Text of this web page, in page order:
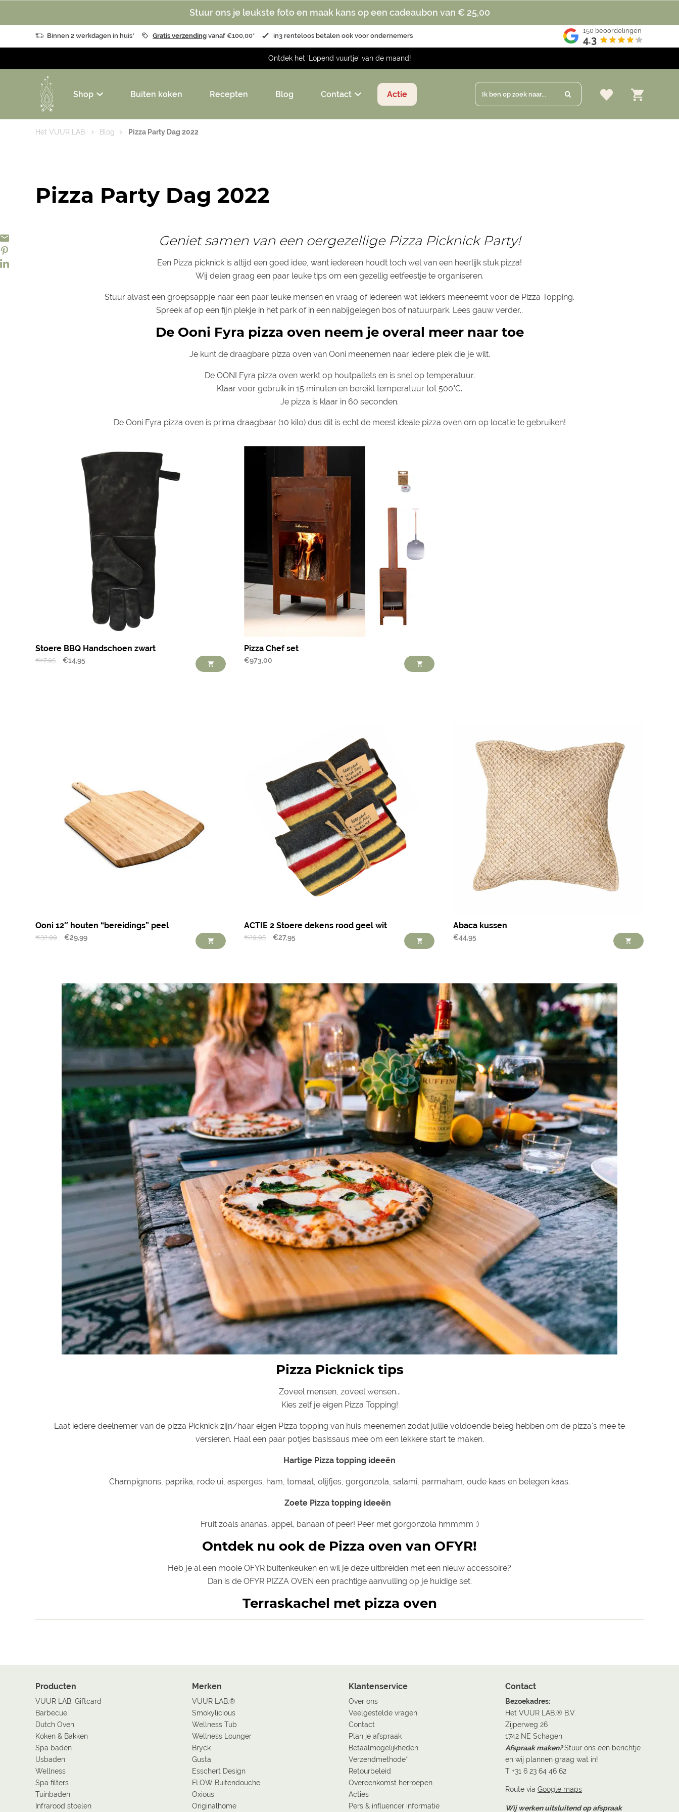
Stuur ons je leukste foto en maak kans op een cadeaubon van € 25,00
Binnen 2 werkdagen in huis* Gratis verzending vanaf €100,00* in3 renteloos betalen ook voor ondernemers
150beoordelingen
4.3
Ontdek het 'Lopend vuurtje' van de maand!
Shop Buiten koken Recepten Blog Contact Actie Ik ben op zoek naar...
Het VUUR LAB. Blog Pizza Party Dag 2022
Pizza Party Dag 2022
Geniet samen van een oergezellige Pizza Picknick Party!
Een Pizza picknick is altijd een goed idee, want iedereen houdt toch wel van een heerlijk stuk pizza!
Wij delen graag een paar leuke tips om een gezellig eetfeestje te organiseren.
Stuur alvast een groepsappje naar een paar leuke mensen en vraag of iedereen wat lekkers meeneemt voor de Pizza Topping.
Spreek af op een fijn plekje in het park of in een nabijgelegen bos of natuurpark. Lees gauw verder..
De Ooni Fyra pizza oven neem je overal meer naar toe
Je kunt de draagbare pizza oven van Ooni meenemen naar iedere plek die je wilt.
De OONI Fyra pizza oven werkt op houtpallets en is snel op temperatuur.
Klaar voor gebruik in 15 minuten en bereikt temperatuur tot 500°C.
Je pizza is klaar in 60 seconden.
De Ooni Fyra pizza oven is prima draagbaar (10 kilo) dus dit is echt de meest ideale pizza oven om op locatie te gebruiken!
Stoere BBQ Handschoen zwart
€17,95 €14,95
Pizza Chef set
€973,00
Ooni 12″ houten “bereidings” peel
€32,99 €29,99
ACTIE 2 Stoere dekens rood geel wit
€29,95 €27,95
Abaca kussen
€44,95
Pizza Picknick tips
Zoveel mensen, zoveel wensen...
Kies zelf je eigen Pizza Topping!
Laat iedere deelnemer van de pizza Picknick zijn/haar eigen Pizza topping van huis meenemen zodat jullie voldoende beleg hebben om de pizza's mee te
versieren. Haal een paar potjes basissaus mee om een lekkere start te maken.
Hartige Pizza topping ideeën
Champignons, paprika, rode ui, asperges, ham, tomaat, olijfjes, gorgonzola, salami, parmaham, oude kaas en belegen kaas.
Zoete Pizza topping ideeën
Fruit zoals ananas, appel, banaan of peer! Peer met gorgonzola hmmmm :)
Ontdek nu ook de Pizza oven van OFYR!
Heb je al een mooie OFYR buitenkeuken en wil je deze uitbreiden met een nieuw accessoire?
Dan is de OFYR PIZZA OVEN een prachtige aanvulling op je huidige set.
Terraskachel met pizza oven
Producten
VUUR LAB. Giftcard
Barbecue
Dutch Oven
Koken & Bakken
Spa baden
IJsbaden
Wellness
Spa filters
Tuinbaden
Infrarood stoelen
Merken
VUUR LAB.®
Smokylicious
Wellness Tub
Wellness Lounger
Bryck
Gusta
Esschert Design
FLOW Buitendouche
Oxious
Originalhome
Klantenservice
Over ons
Veelgestelde vragen
Contact
Plan je afspraak
Betaalmogelijkheden
Verzendmethode*
Retourbeleid
Overeenkomst herroepen
Acties
Pers & influencer informatie
Contact
Bezoekadres:
Het VUUR LAB.® B.V.
Zijperweg 26
1742 NE Schagen
Afspraak maken?Stuur ons een berichtje
en wij plannen graag wat in!
T +31 6 23 64 46 62
Route via Google maps
Wij werken uitsluitend op afspraak